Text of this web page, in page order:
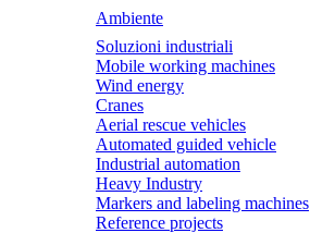
Ambiente
Soluzioni industriali
Mobile working machines
Wind energy
Cranes
Aerial rescue vehicles
Automated guided vehicle
Industrial automation
Heavy Industry
Markers and labeling machines
Reference projects